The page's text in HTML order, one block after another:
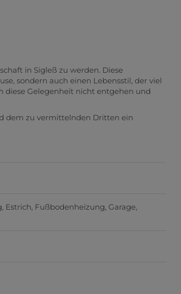
in Sigleß zu werden. Diese
sondern auch einen Lebensstil, der viel
diese Gelegenheit nicht entgehen und
dem zu vermittelnden Dritten ein
Estrich Fußbodenheizung Garage